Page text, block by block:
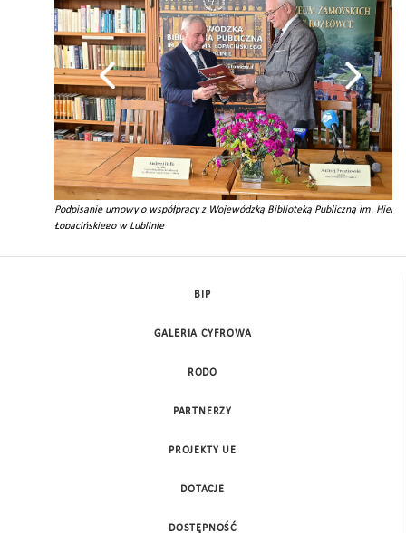
Podpisanie umowy o współpracy z Wojewódzką Biblioteką Publiczną im.
Łopacińskiego w Lublinie
BIP
GALERIA CYFROWA
RODO
PARTNERZY
PROJEKTY UE
DOTACJE
DOSTĘPNOŚĆ